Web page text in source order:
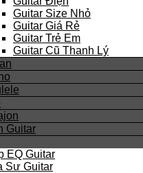
Guitar Size Nhỏ
Guitar Giá Rẻ
Guitar Trẻ Em
Guitar Cũ Thanh Lý
Guitar
EQ Guitar
Sư Guitar